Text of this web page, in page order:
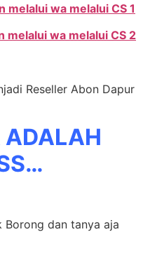
melalui wa melalui CS 1
melalui wa melalui CS 2
Reseller Abon Dapur
dan tanya aja